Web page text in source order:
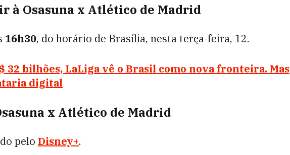
à Osasuna x Atlético de Madrid
16h30, do horário de Brasília, nesta terça-feira, 12.
32 bilhões, LaLiga vê o Brasil como nova fronteira. Mas
digital
x Atlético de Madrid
pelo Disney+.